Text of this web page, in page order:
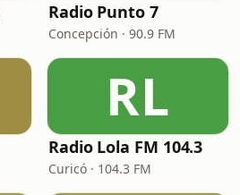
Radio Punto 7
Concepción · 90.9 FM
RL
Radio Lola FM 104.3
Curicó · 104.3 FM